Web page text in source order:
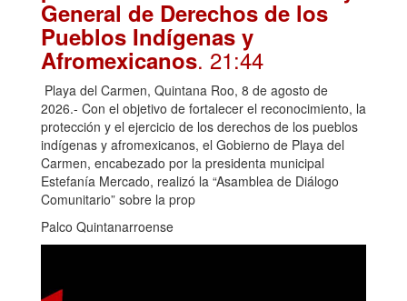
General de Derechos de los
Pueblos Indígenas y
Afromexicanos. 21:44
Playa del Carmen, Quintana Roo, 8 de agosto de
2026.- Con el objetivo de fortalecer el reconocimiento, la
protección y el ejercicio de los derechos de los pueblos
indígenas y afromexicanos, el Gobierno de Playa del
Carmen, encabezado por la presidenta municipal
Estefanía Mercado, realizó la “Asamblea de Diálogo
Comunitario” sobre la prop
Palco Quintanarroense